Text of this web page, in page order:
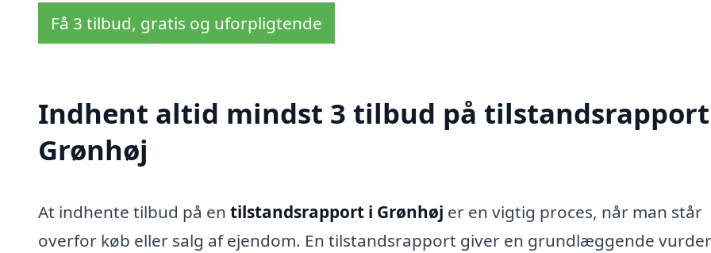
Få 3 tilbud, gratis og uforpligtende
Indhent altid mindst 3 tilbud på
Grønhøj
At indhente tilbud på en tilstandsrapport i Grønhøj er en vigtig proces, når man står
overfor køb eller salg af ejendom. En tilstandsrapport giver en grundlæggende